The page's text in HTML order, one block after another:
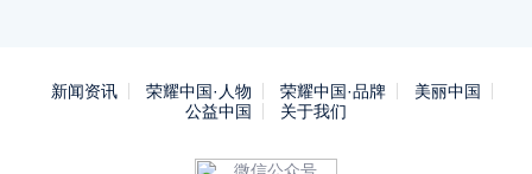
新闻资讯 荣耀中国·人物 荣耀中国·品牌
美丽中国
公益中国
关于我们